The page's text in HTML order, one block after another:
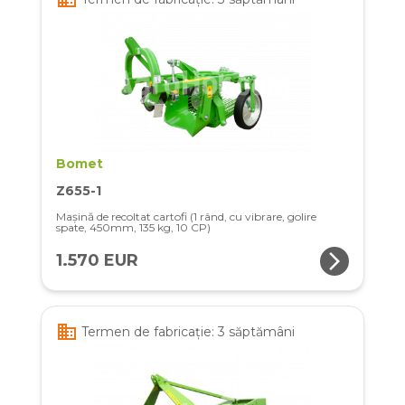
Bomet
Z655-1
Mașină de recoltat cartofi (1 rând, cu vibrare, golire
spate, 450mm, 135 kg, 10 CP)
1.570 EUR arrow_forward_ios
business Termen de fabricație: 3 săptămâni